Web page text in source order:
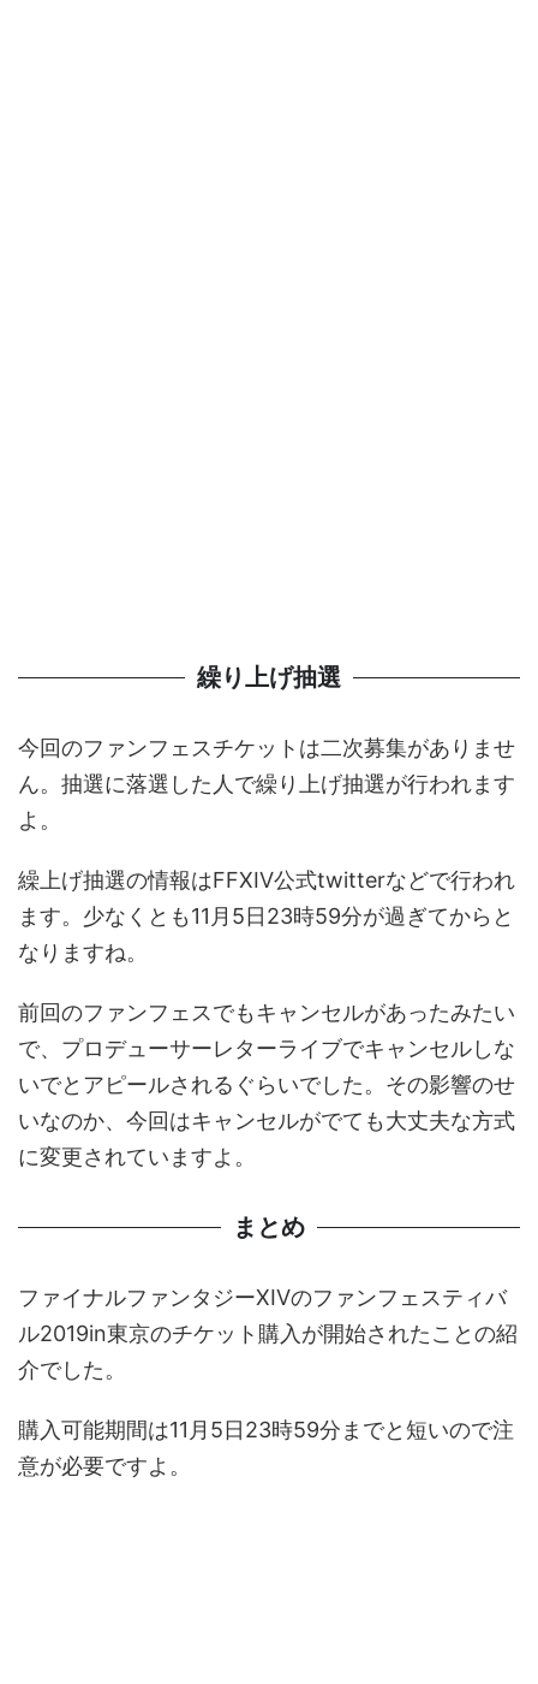
繰り上げ抽選
今回のファンフェスチケットは二次募集がありませ
ん。抽選に落選した人で繰り上げ抽選が行われます
よ。
繰上げ抽選の情報はFFXIV公式twitterなどで行われ
ます。少なくとも11月5日23時59分が過ぎてからと
なりますね。
前回のファンフェスでもキャンセルがあったみたい
で、プロデューサーレターライブでキャンセルしな
いでとアピールされるぐらいでした。その影響のせ
いなのか、今回はキャンセルがでても大丈夫な方式
に変更されていますよ。
まとめ
ファイナルファンタジーXIVのファンフェスティバ
ル2019in東京のチケット購入が開始されたことの紹
介でした。
購入可能期間は11月5日23時59分までと短いので注
意が必要ですよ。